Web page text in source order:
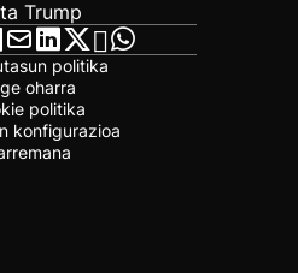
Trump
politika
oharra
politika
konfigurazioa